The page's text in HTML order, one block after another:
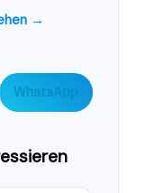
→
WhatsApp